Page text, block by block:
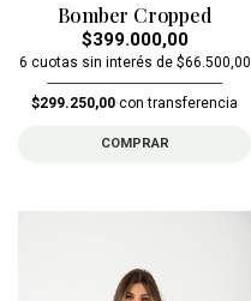
Bomber Cropped
$399.000,00
6 cuotas sin interés de $66.500,00
$299.250,00 con transferencia
COMPRAR